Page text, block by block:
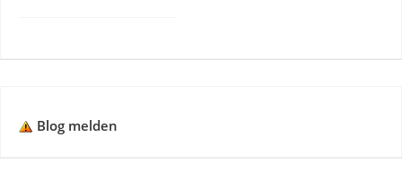
Blog melden